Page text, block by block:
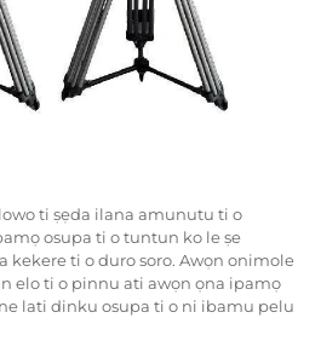
ti ṣẹda ilana amunutu ti o
osupa ti o tuntun ko le ṣe
kekere ti o duro soro. Awọn onimole
elo ti o pinnu ati awọn ọna ipamọ
lati dinku osupa ti o ni ibamu pelu